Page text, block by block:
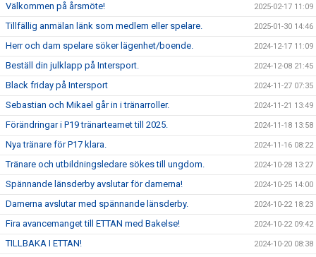
Välkommen på årsmöte! 2025-02-17 11:09
Tillfällig anmälan länk som medlem eller spelare. 2025-01-30 14:46
Herr och dam spelare söker lägenhet/boende. 2024-12-17 11:09
Beställ din julklapp på Intersport. 2024-12-08 21:45
Black friday på Intersport 2024-11-27 07:35
Sebastian och Mikael går in i tränarroller. 2024-11-21 13:49
Förändringar i P19 tränarteamet till 2025. 2024-11-18 13:58
Nya tränare för P17 klara. 2024-11-16 08:22
Tränare och utbildningsledare sökes till ungdom. 2024-10-28 13:27
Spännande länsderby avslutar för damerna! 2024-10-25 14:00
Damerna avslutar med spännande länsderby. 2024-10-22 18:23
Fira avancemanget till ETTAN med Bakelse! 2024-10-22 09:42
TILLBAKA I ETTAN! 2024-10-20 08:38